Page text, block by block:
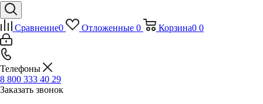
Сравнение0 Отложенные 0 Корзина0 0
Телефоны
8 800 333 40 29
Заказать звонок